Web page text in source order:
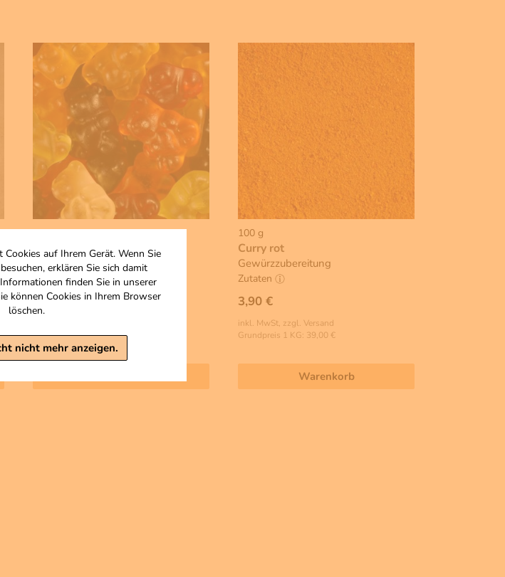
Cookies auf Ihrem Gerät. Wenn Sie
erklären Sie sich damit
finden Sie in unserer
können Cookies in Ihrem Browser
löschen.
nicht mehr anzeigen.
500 g
Fruchtsaft Gummibärchen
Zutaten
5,90 €
inkl. MwSt, zzgl. Versand
100 g
Curry rot
Gewürzzubereitung
Zutaten
3,90 €
inkl. MwSt, zzgl. Versand
Grundpreis 1 KG: 39,00 €
Warenkorb